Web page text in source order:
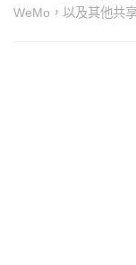
WeMo，以及其他共